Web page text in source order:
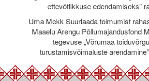
ettevõtlikkuse edendamiseks”
Uma Mekk Suurlaada toimumist
Maaelu Arengu Põllumajandusfond
tegevuse „Võrumaa
turustamisvõimaluste